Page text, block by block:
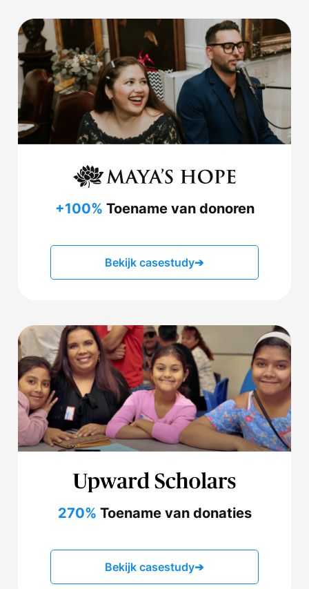
+100% Toename van donoren
Bekijk casestudy➔
270% Toename van donaties
Bekijk casestudy➔